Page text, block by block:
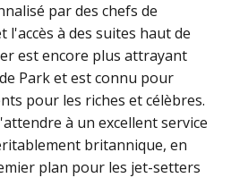
par des chefs de
l'accès à des suites haut de
est encore plus attrayant
Park et est connu pour
pour les riches et célèbres.
à un excellent service
britannique, en
plan pour les jet-setters